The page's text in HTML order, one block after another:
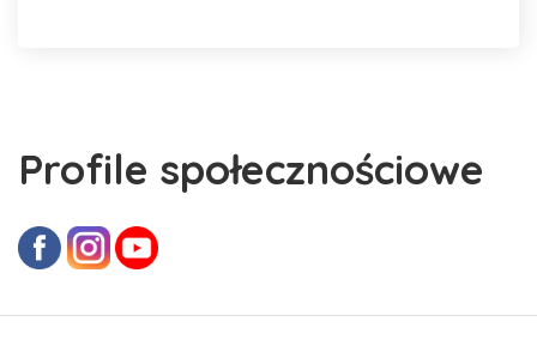
Profile społecznościowe